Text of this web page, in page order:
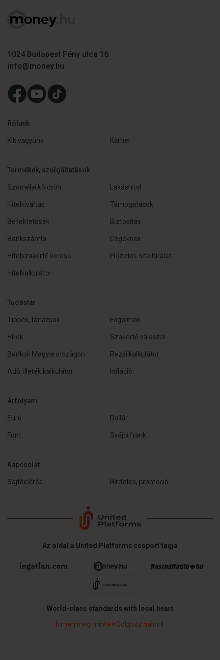
1024 Budapest Fény utca 16.
info@money.hu
Rólunk
Kik vagyunk Karrier
Termékek, szolgáltatások
Személyi kölcsön Lakáshitel
Hitelkiváltás Támogatások
Befektetések Biztosítás
Bankszámla Cégeknek
Hitelszakértő kereső Előzetes hitelbírálat
Hitelkalkulátor
Tudástár
Tippek, tanácsok Fogalmak
Hírek Szakértő válaszol
Bankok Magyarországon Rezsi kalkulátor
Adó, illeték kalkulátor Infláció
Árfolyam
Euró Dollár
Font Svájci frank
Kapcsolat
Sajtóelérés Hirdetés, promóció
Az oldal a United Platforms csoport tagja
World-class standards with local heart
Ismerj meg minket•Dolgozz nálunk